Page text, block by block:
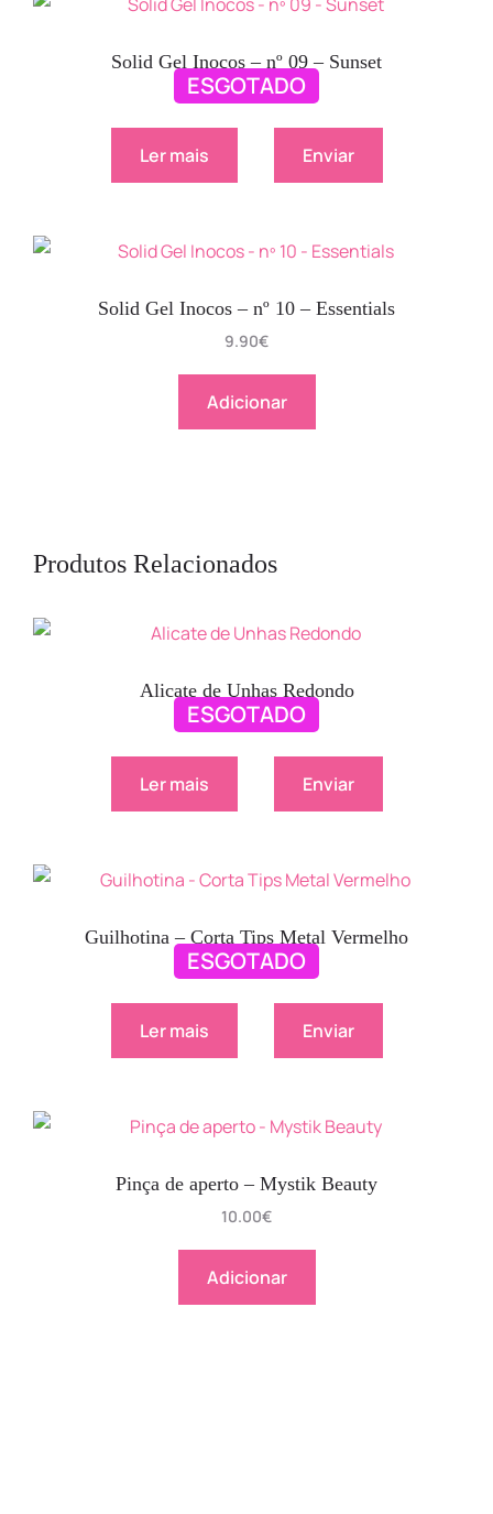
ESGOTADO
Solid Gel Inocos – nº 09 – Sunset
9.90 €
Ler mais Enviar
Solid Gel Inocos – nº 10 – Essentials
9.90€
Adicionar
Produtos Relacionados
ESGOTADO
Alicate de Unhas Redondo
5.50 €
Ler mais Enviar
ESGOTADO
Guilhotina – Corta Tips Metal Vermelho
4.50 €
Ler mais Enviar
Pinça de aperto – Mystik Beauty
10.00€
Adicionar